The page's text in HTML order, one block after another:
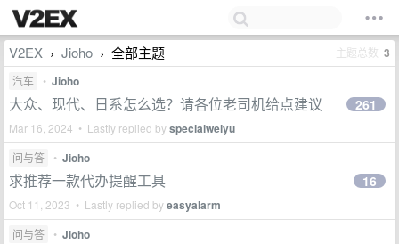
V2EX › Jioho › 全部主题 主题总数 3
汽车 • Jioho
大众、现代、日系怎么选？请各位老司机给点建议
Mar 16, 2024 • Lastly replied byspecialweiyu
261
问与答 • Jioho
求推荐一款代办提醒工具
Oct 11, 2023 • Lastly replied byeasyalarm
16
问与答 • Jioho